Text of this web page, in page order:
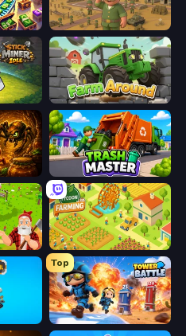
Money Factory: Tycoon Idle Game Army Base Of America
Farm Around
Trash Master
Farming Tycoon 3D
Top
Tower Battle